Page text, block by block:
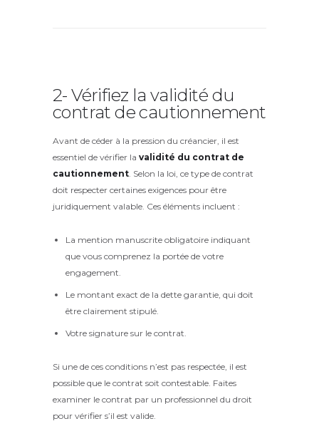
2- Vérifiez la validité du
contrat de cautionnement
Avant de céder à la pression du créancier, il est
essentiel de vérifier la validité du contrat de
cautionnement. Selon la loi, ce type de contrat
doit respecter certaines exigences pour être
juridiquement valable. Ces éléments incluent :
La mention manuscrite obligatoire indiquant
que vous comprenez la portée de votre
engagement.
Le montant exact de la dette garantie, qui doit
être clairement stipulé.
Votre signature sur le contrat.
Si une de ces conditions n’est pas respectée, il est
possible que le contrat soit contestable. Faites
examiner le contrat par un professionnel du droit
pour vérifier s’il est valide.